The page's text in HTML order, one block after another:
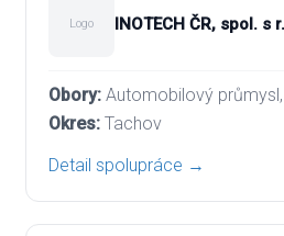
Logo INOTECH ČR, spol. s
Automobilový
Tachov
Detail spolupráce →